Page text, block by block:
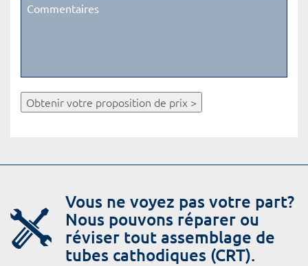
Obtenir votre proposition de prix >
Vous ne voyez pas votre part?
Nous pouvons réparer ou
réviser tout assemblage de
tubes cathodiques (CRT).